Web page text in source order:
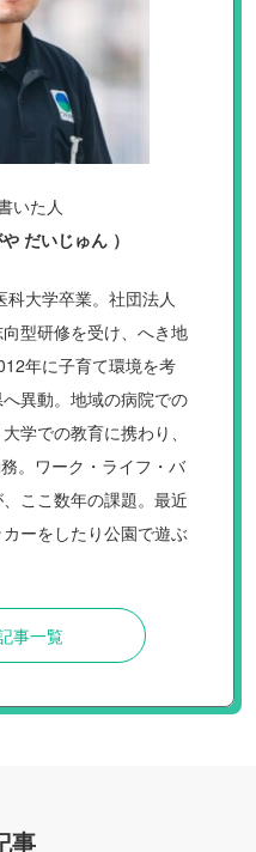
いた人
だいじゅん ）
大学卒業。社団法人
型研修を受け、へき地
年に子育て環境を考
異動。地域の病院での
学での教育に携わり、
。ワーク・ライフ・バ
ここ数年の課題。最近
ーをしたり公園で遊ぶ
事一覧
事